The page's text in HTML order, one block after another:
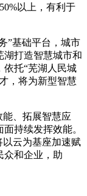
以上，有利于
”基础平台，城市
湖打造智慧城市和
依托“芜湖人民城
，将为新型智慧
能、拓展智慧应
持续发挥效能。
以云为基座加速赋
众和企业，助